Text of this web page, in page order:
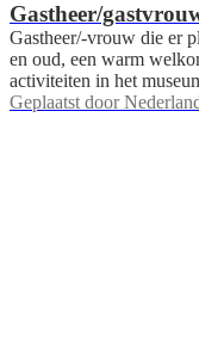
Gastheer/
Gastheer/-vrouw die er
en oud, een warm
activiteiten in het
Geplaatst door